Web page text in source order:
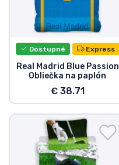
Dostupné Express
Real Madrid Blue Passion
Obliečka na paplón
€ 38.71